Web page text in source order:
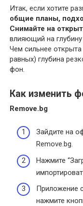
Итак, если хотите
общие планы,
Снимайте на
влияющий на
Чем сильнее
равных) глубина
фон.
Как изменить
Remove.bg
Зайдите на
Remove.bg.
Нажмите
Приложение
нажмите